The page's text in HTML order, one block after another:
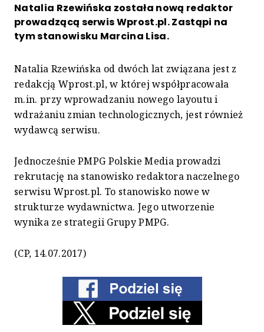
Natalia Rzewińska została nową redaktor
prowadzącą serwis Wprost.pl. Zastąpi na
tym stanowisku Marcina Lisa.
Natalia Rzewińska od dwóch lat związana jest z
redakcją Wprost.pl, w której współpracowała
m.in. przy wprowadzaniu nowego layoutu i
wdrażaniu zmian technologicznych, jest również
wydawcą serwisu.
Jednocześnie PMPG Polskie Media prowadzi
rekrutację na stanowisko redaktora naczelnego
serwisu Wprost.pl. To stanowisko nowe w
strukturze wydawnictwa. Jego utworzenie
wynika ze strategii Grupy PMPG.
(CP, 14.07.2017)